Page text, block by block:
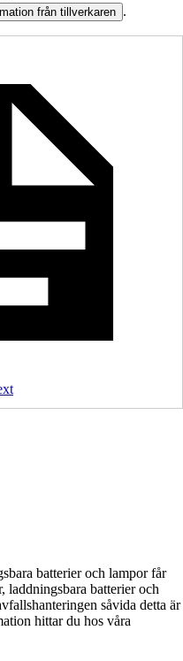
från tillverkaren .
batterier och lampor får
laddningsbara batterier och
såvida detta är
hittar du hos våra